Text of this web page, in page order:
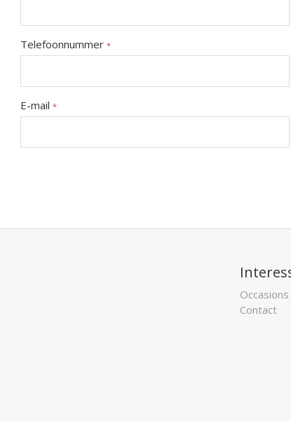
Telefoonnummer*
E-mail*
Occasions
Contact